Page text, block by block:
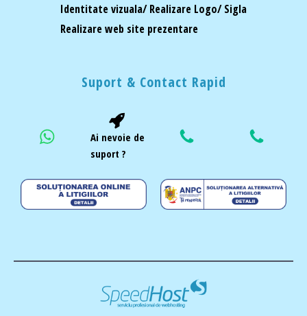
Identitate vizuala/ Realizare Logo/ Sigla
Realizare web site prezentare
Suport & Contact Rapid
Ai nevoie de
suport ?